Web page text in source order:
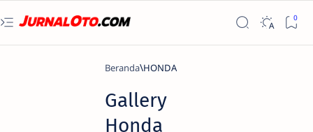
Beranda HONDA
Gallery
Honda